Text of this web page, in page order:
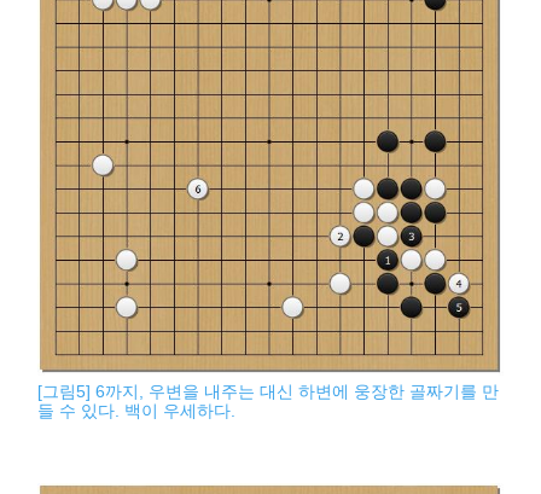
[그림5] 6까지, 우변을 내주는 대신 하변에 웅장한 골짜기를 만
들 수 있다. 백이 우세하다.